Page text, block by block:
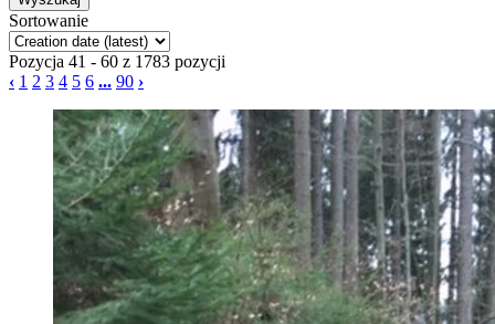
Sortowanie
Pozycja 41 - 60 z 1783 pozycji
‹ 1 2 3 4 5 6 ... 90 ›